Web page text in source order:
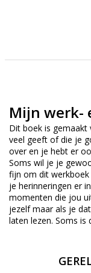
Mijn werk-
Dit boek is gemaakt
veel geeft of die je
over en je hebt er
Soms wil je je
fijn om dit werkboek
je herinneringen er
momenten die jou
jezelf maar als je
laten lezen. Soms is